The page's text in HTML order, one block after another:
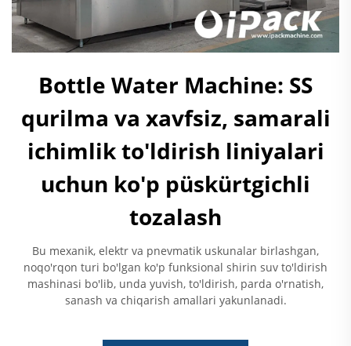
Bottle Water Machine: SS
qurilma va xavfsiz, samarali
ichimlik to'ldirish liniyalari
uchun ko'p püskürtgichli
tozalash
Bu mexanik, elektr va pnevmatik uskunalar birlashgan,
noqo'rqon turi bo'lgan ko'p funksional shirin suv to'ldirish
mashinasi bo'lib, unda yuvish, to'ldirish, parda o'rnatish,
sanash va chiqarish amallari yakunlanadi.